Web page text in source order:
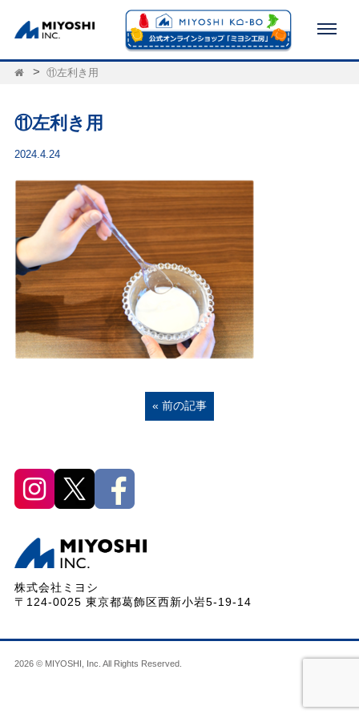
⑪左利き用
⑪左利き用
2024.4.24
« 前の記事
株式会社ミヨシ
〒124-0025 東京都葛飾区西新小岩5-19-14
2026 © MIYOSHI, Inc. All Rights Reserved.